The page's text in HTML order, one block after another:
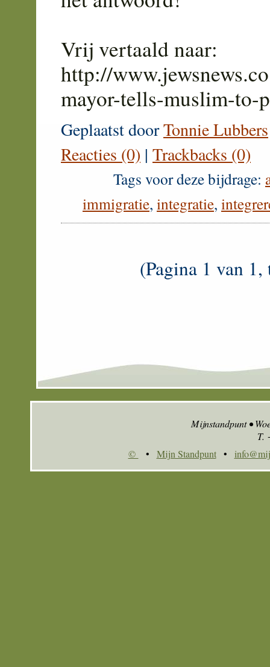
Vrij vertaald naar:
http://
mayor-tells-muslim-to-
Geplaatst doorTonnie Lubbers
Reacties (0) | Trackbacks (0)
Tags voor deze bijdrage:
immigratie, integratie,
(Pagina 1 van
Mijnstandpunt •
T.
©
• Mijn Standpunt •